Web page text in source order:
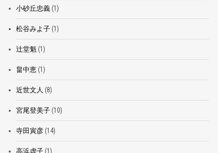
小砂丘忠義(1)
松谷みよ子(1)
辻堂魁(1)
畠中恵(1)
近世文人 (8)
宮尾登美子(10)
寺田寅彦(14)
高浜虚子(1)